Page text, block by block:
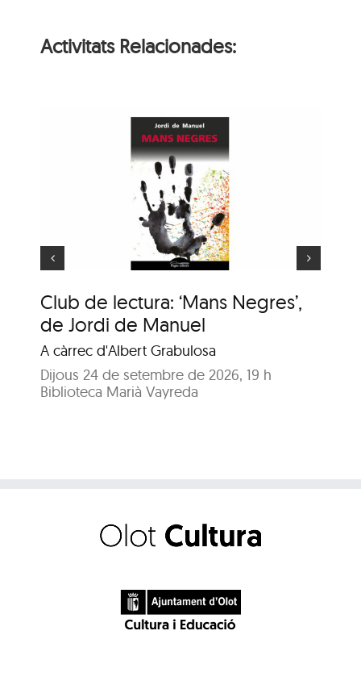
Activitats Relacionades:
Club de lectura: ‘Mans Negres’,
de Jordi de Manuel
A càrrec d'Albert Grabulosa
Dijous 24 de setembre de 2026, 19 h
Biblioteca Marià Vayreda
Animaler